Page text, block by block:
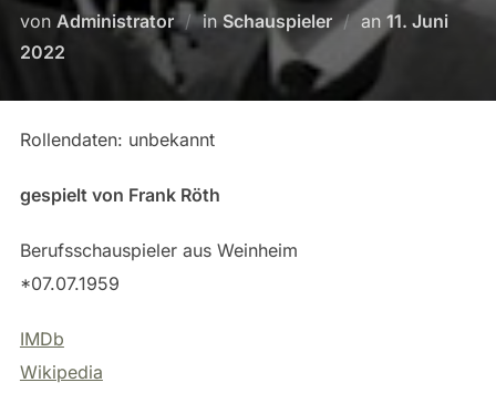
von Administrator in Schauspieler an Veröffentlicht
11. Juni
2022
Rollendaten: unbekannt
gespielt von Frank Röth
Berufsschauspieler aus Weinheim
*07.07.1959
IMDb
Wikipedia